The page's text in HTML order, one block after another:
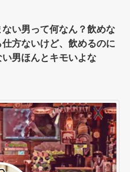
ない男って何なん？飲めな
仕方ないけど、飲めるのに
い男ほんとキモいよな